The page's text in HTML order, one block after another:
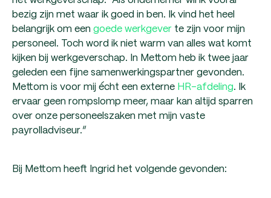
bezig zijn met waar ik goed in ben. Ik vind het heel
belangrijk om een goede werkgever te zijn voor mijn
personeel. Toch word ik niet warm van alles wat komt
kijken bij werkgeverschap. In Mettom heb ik twee jaar
geleden een fijne samenwerkingspartner gevonden.
Mettom is voor mij écht een externe HR-afdeling. Ik
ervaar geen rompslomp meer, maar kan altijd sparren
over onze personeelszaken met mijn vaste
payrolladviseur.”
Bij Mettom heeft Ingrid het volgende gevonden: